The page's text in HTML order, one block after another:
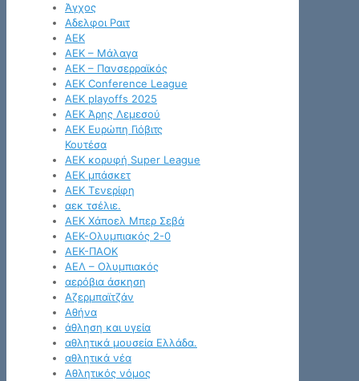
Άγχος
Αδελφοι Ραιτ
ΑΕΚ
ΑΕΚ – Μάλαγα
ΑΕΚ – Πανσερραϊκός
ΑΕΚ Conference League
ΑΕΚ playoffs 2025
ΑΕΚ Άρης Λεμεσού
ΑΕΚ Ευρώπη Γιόβιτς
Κουτέσα
ΑΕΚ κορυφή Super League
ΑΕΚ μπάσκετ
ΑΕΚ Τενερίφη
αεκ τσέλιε.
ΑΕΚ Χάποελ Μπερ Σεβά
ΑΕΚ-Ολυμπιακός 2-0
ΑΕΚ-ΠΑΟΚ
ΑΕΛ – Ολυμπιακός
αερόβια άσκηση
Αζερμπαϊτζάν
Αθήνα
άθληση και υγεία
αθλητικά μουσεία Ελλάδα.
αθλητικά νέα
Αθλητικός νόμος